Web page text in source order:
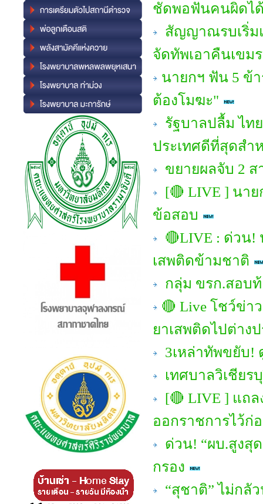
ชัดพอฟันคนผิดไ
สัญญาณรบเริ่ม
จัดทัพเอาคืนเขมร
นายกฯ ฟัน 5 ข้
ต้องโมฆะ"
รัฐบาลปลื้ม ไท
ประเทศดีที่สุดสำ
ขยายผลจับ 2
[🔴 LIVE ] นา
ข้อสอบ
🔴LIVE : ด่วน!
เสพติดข้ามชาติ
กลุ่ม ขรก.สอบ
🔴 Live โชว์ข่า
ยาเสพติดไปต่างป
3เหล่าทัพขยับ!
เทศบาลวิเชียร
[🔴 LIVE ] แถ
ออกราชการไว้ก่
ด่วน! “ผบ.สูงสุ
กรอง
“สุชาติ” ไม่กลั